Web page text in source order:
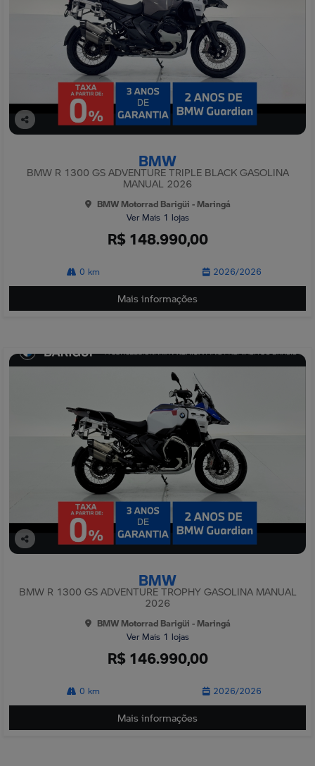
Co
lhe
BMW
BMW R 1300 GS ADVENTURE TRIPLE BLACK GASOLINA
MANUAL 2026
BMW Motorrad Barigüi - Maringá
Ver Mais 1 lojas
R$ 148.990,00
0 km 2026/2026
Mais informações
Co
lhe
BMW
BMW R 1300 GS ADVENTURE TROPHY GASOLINA MANUAL
2026
BMW Motorrad Barigüi - Maringá
Ver Mais 1 lojas
R$ 146.990,00
0 km 2026/2026
Mais informações